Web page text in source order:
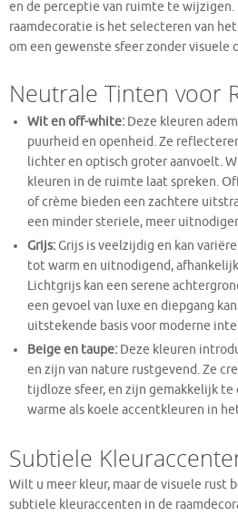
en de perceptie van ruimte te wijzigen.
raamdecoratie is het selecteren van
om een gewenste sfeer zonder visuele
Neutrale Tinten voor
Wit en off-white: Deze kleuren
puurheid en openheid. Ze
lichter en optisch groter aanvoelt.
kleuren in de ruimte laat spreken.
of crème bieden een zachtere
een minder steriele, meer
Grijs:Grijs is veelzijdig en kan
tot warm en uitnodigend,
Lichtgrijs kan een serene
een gevoel van luxe en diepgang
uitstekende basis voor moderne
Beige en taupe: Deze kleuren
en zijn van nature rustgevend. Ze
tijdloze sfeer, en zijn gemakkelijk
warme als koele accentkleuren in
Subtiele
Wilt u meer kleur, maar de visuele rust
subtiele kleuraccenten in de